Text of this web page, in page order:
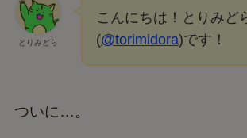
とりみどら
こんにちは！とりみど
(@torimidora)です！
ついに…。